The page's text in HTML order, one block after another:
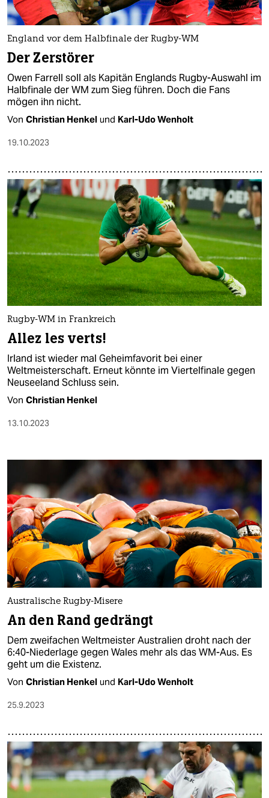
England vor dem Halbfinale der Rugby-WM
Der Zerstörer
Owen Farrell soll als Kapitän Englands Rugby-Auswahl im
Halbfinale der WM zum Sieg führen. Doch die Fans
mögen ihn nicht.
Von Christian Henkel und Karl-Udo Wenholt
19.10.2023
Rugby-WM in Frankreich
Allez les verts!
Irland ist wieder mal Geheimfavorit bei einer
Weltmeisterschaft. Erneut könnte im Viertelfinale gegen
Neuseeland Schluss sein.
Von Christian Henkel
13.10.2023
Australische Rugby-Misere
An den Rand gedrängt
Dem zweifachen Weltmeister Australien droht nach der
6:40-Niederlage gegen Wales mehr als das WM-Aus. Es
geht um die Existenz.
Von Christian Henkel und Karl-Udo Wenholt
25.9.2023